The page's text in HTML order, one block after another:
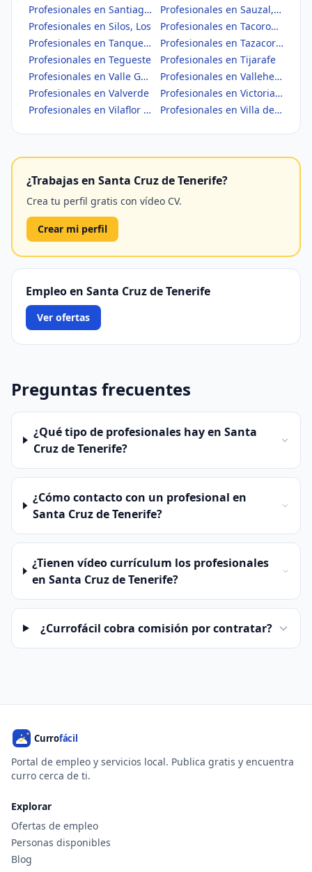
Profesionales en Santiago del Teide
Profesionales en Sauzal, El
Profesionales en Silos, Los
Profesionales en Tacoronte
Profesionales en Tanque, El
Profesionales en Tazacorte
Profesionales en Tegueste
Profesionales en Tijarafe
Profesionales en Valle Gran Rey
Profesionales en Vallehermoso
Profesionales en Valverde
Profesionales en Victoria de Acentejo, La
Profesionales en Vilaflor de Chasna
Profesionales en Villa de Mazo
¿Trabajas en Santa Cruz de Tenerife?
Crea tu perfil gratis con vídeo CV.
Crear mi perfil
Empleo en Santa Cruz de Tenerife
Ver ofertas
Preguntas frecuentes
¿Qué tipo de profesionales hay en Santa
Cruz de Tenerife?
¿Cómo contacto con un profesional en
Santa Cruz de Tenerife?
¿Tienen vídeo currículum los profesionales
en Santa Cruz de Tenerife?
¿Currofácil cobra comisión por contratar?
Portal de empleo y servicios local. Publica gratis y encuentra
curro cerca de ti.
Explorar
Ofertas de empleo
Personas disponibles
Blog